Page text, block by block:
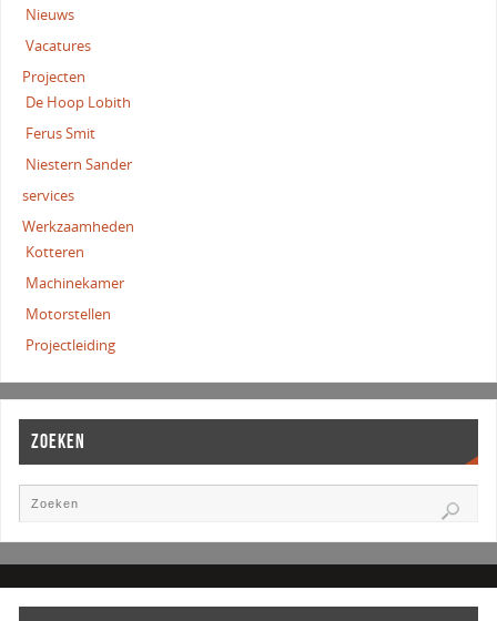
Nieuws
Vacatures
Projecten
De Hoop Lobith
Ferus Smit
Niestern Sander
services
Werkzaamheden
Kotteren
Machinekamer
Motorstellen
Projectleiding
ZOEKEN